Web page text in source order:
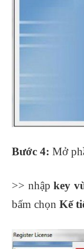
Bước 4: Mở
>> nhậpkey
bấm chọn Kế